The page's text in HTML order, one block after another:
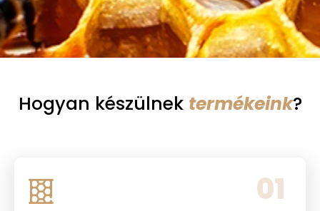
Hogyan készülnek termékeink?
01